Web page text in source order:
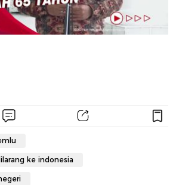
ke indonesia